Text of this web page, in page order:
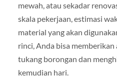
mewah, atau sekadar
skala pekerjaan, estimasi
material yang akan
rinci, Anda bisa memberikan
tukang borongan dan
kemudian hari.